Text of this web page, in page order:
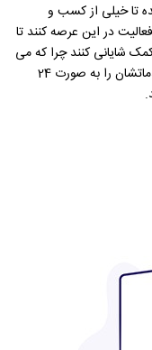
تا خیلی از کسب و
در این عرصه کنند تا
شایانی کنند چرا که می
دانند با طراحی سایت می توانند محصولات و خدماتشان را به صورت 24